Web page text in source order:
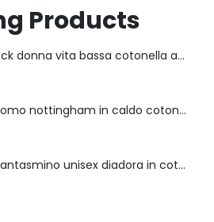
Products
Slip tripack donna vita bassa cotonella art 3165 in cotone elasticizzato
Maglia uomo nottingham in caldo cotone scollo a v manica lunga
3 pezzi Fantasmino unisex diadora in cotone mercerizzato tg dalla 35 alla 46